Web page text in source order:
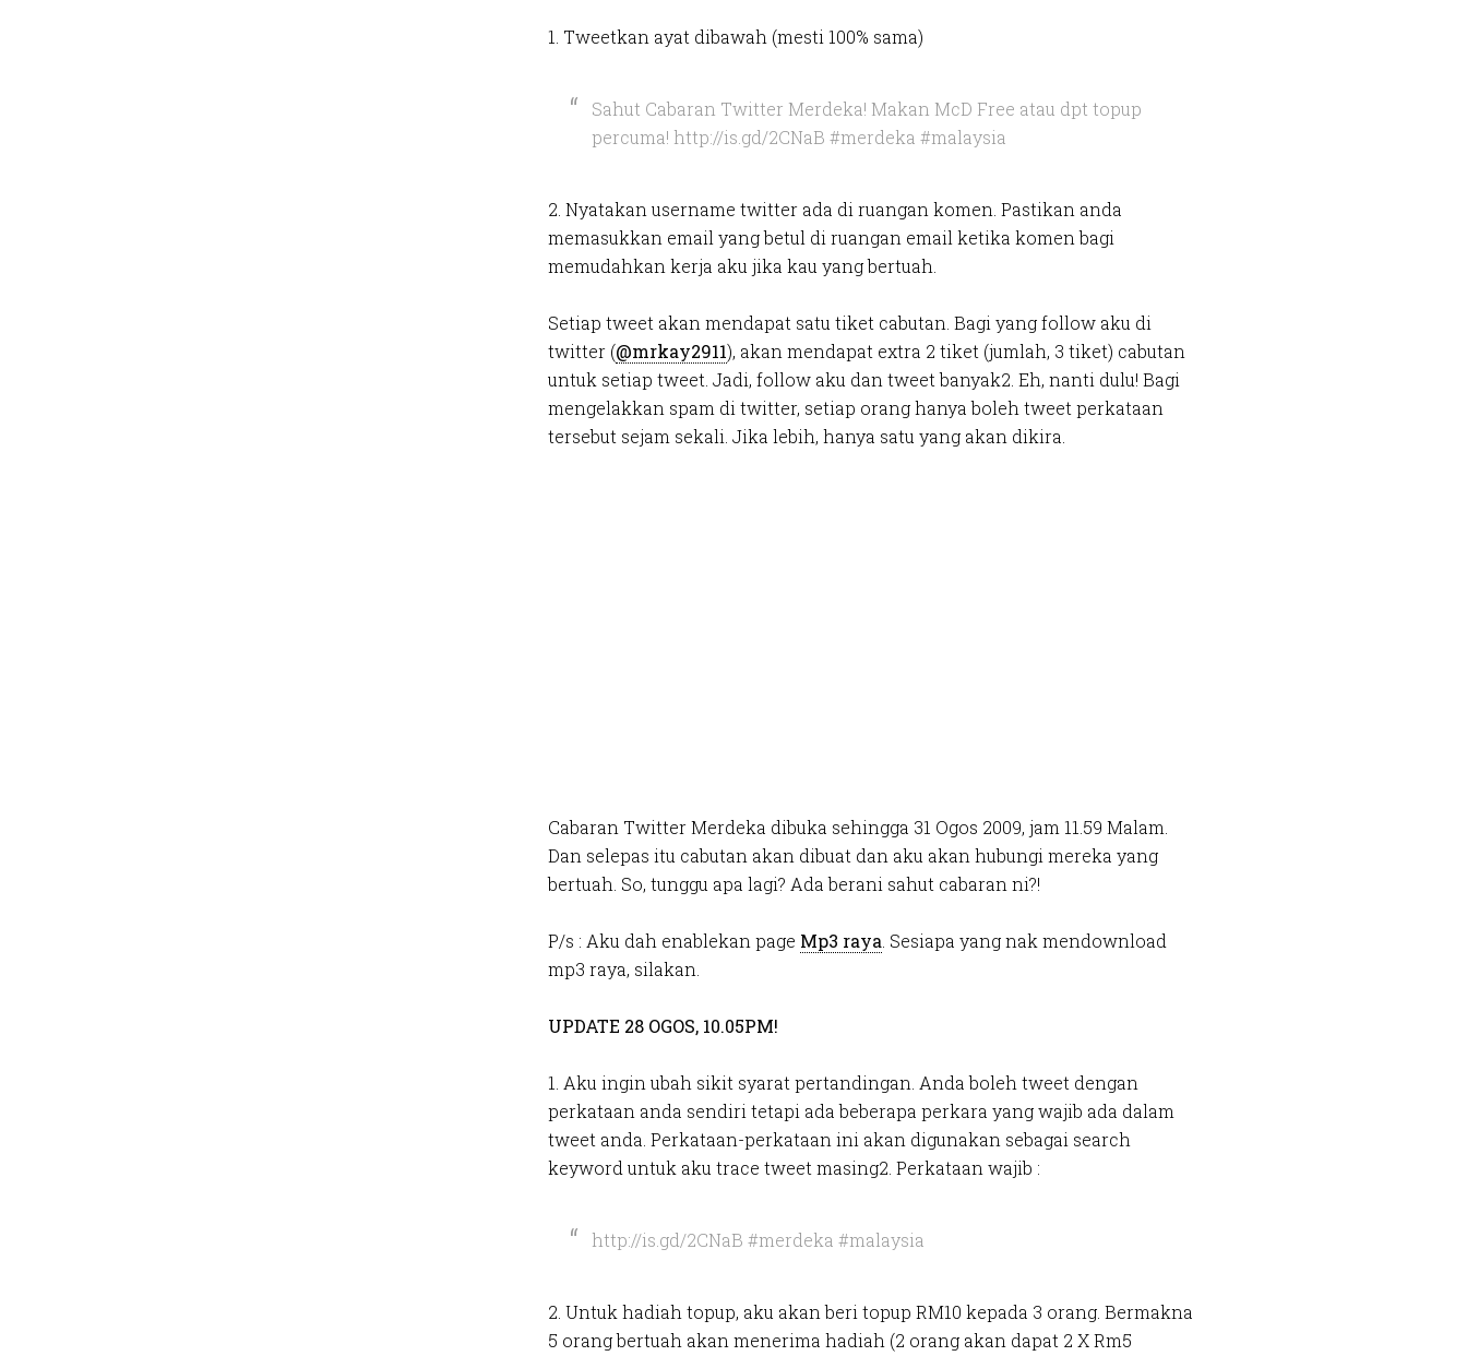
1. Tweetkan ayat dibawah (mesti 100% sama)
Sahut Cabaran Twitter Merdeka! Makan McD Free atau dpt topup
percuma! http://is.gd/2CNaB #merdeka #malaysia
2. Nyatakan username twitter ada di ruangan komen. Pastikan anda
memasukkan email yang betul di ruangan email ketika komen bagi
memudahkan kerja aku jika kau yang bertuah.
Setiap tweet akan mendapat satu tiket cabutan. Bagi yang follow aku di
twitter (@mrkay2911), akan mendapat extra 2 tiket (jumlah, 3 tiket) cabutan
untuk setiap tweet. Jadi, follow aku dan tweet banyak2. Eh, nanti dulu! Bagi
mengelakkan spam di twitter, setiap orang hanya boleh tweet perkataan
tersebut sejam sekali. Jika lebih, hanya satu yang akan dikira.
Cabaran Twitter Merdeka dibuka sehingga 31 Ogos 2009, jam 11.59 Malam.
Dan selepas itu cabutan akan dibuat dan aku akan hubungi mereka yang
bertuah. So, tunggu apa lagi? Ada berani sahut cabaran ni?!
P/s : Aku dah enablekan page Mp3 raya . Sesiapa yang nak mendownload
mp3 raya, silakan.
UPDATE 28 OGOS, 10.05PM!
1. Aku ingin ubah sikit syarat pertandingan. Anda boleh tweet dengan
perkataan anda sendiri tetapi ada beberapa perkara yang wajib ada dalam
tweet anda. Perkataan-perkataan ini akan digunakan sebagai search
keyword untuk aku trace tweet masing2. Perkataan wajib :
http://is.gd/2CNaB #merdeka #malaysia
2. Untuk hadiah topup, aku akan beri topup RM10 kepada 3 orang. Bermakna
5 orang bertuah akan menerima hadiah (2 orang akan dapat 2 X Rm5